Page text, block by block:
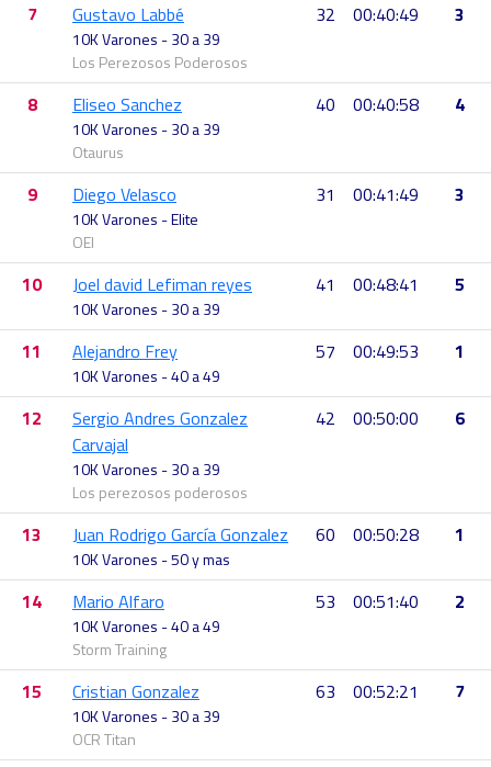
7 Gustavo Labbé
10K Varones - 30 a 39
Los Perezosos Poderosos
32 00:40:49 3
8 Eliseo Sanchez
10K Varones - 30 a 39
Otaurus
40 00:40:58 4
9 Diego Velasco
10K Varones - Elite
OEI
31 00:41:49 3
10 Joel david Lefiman reyes
10K Varones - 30 a 39
41 00:48:41 5
11 Alejandro Frey
10K Varones - 40 a 49
57 00:49:53 1
12
Sergio Andres Gonzalez
Carvajal
10K Varones - 30 a 39
Los perezosos poderosos
42 00:50:00 6
13 Juan Rodrigo García Gonzalez
10K Varones - 50 y mas
60 00:50:28 1
14 Mario Alfaro
10K Varones - 40 a 49
Storm Training
53 00:51:40 2
15 Cristian Gonzalez
10K Varones - 30 a 39
OCR Titan
63 00:52:21 7